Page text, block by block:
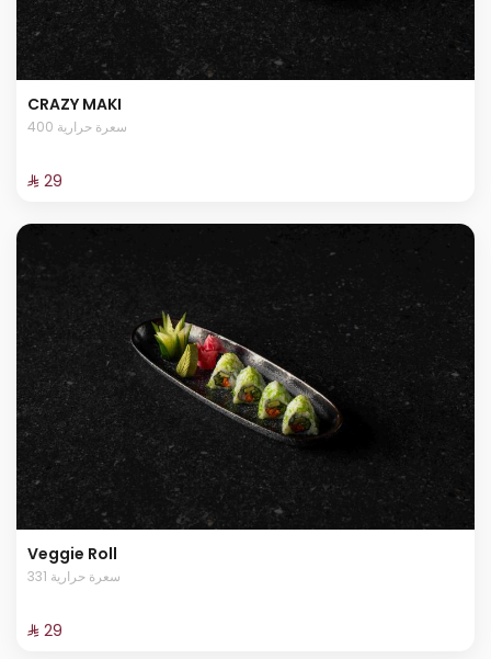
CRAZY MAKI
400 سعرة حرارية
⁨⁦‪‬ 29⁩
Veggie Roll
331 سعرة حرارية
⁨⁦‪‬ 29⁩